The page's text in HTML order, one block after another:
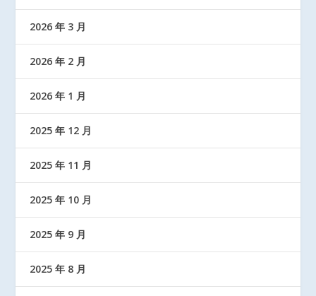
2026 年 3 月
2026 年 2 月
2026 年 1 月
2025 年 12 月
2025 年 11 月
2025 年 10 月
2025 年 9 月
2025 年 8 月